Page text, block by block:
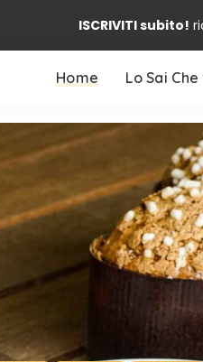
ISCRIVITI subito!
Home Lo Sai Che